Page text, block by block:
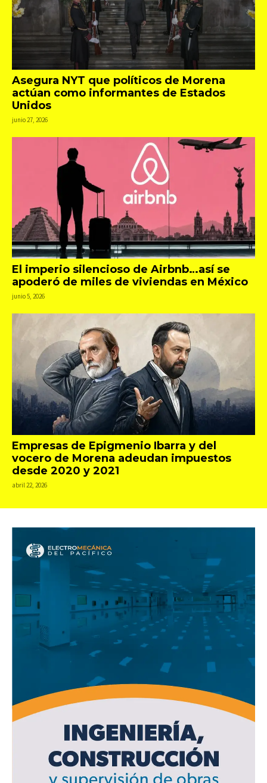
Asegura NYT que políticos de Morena
actúan como informantes de Estados
Unidos
junio 27, 2026
El imperio silencioso de Airbnb…así se
apoderó de miles de viviendas en México
junio 5, 2026
Empresas de Epigmenio Ibarra y del
vocero de Morena adeudan impuestos
desde 2020 y 2021
abril 22, 2026